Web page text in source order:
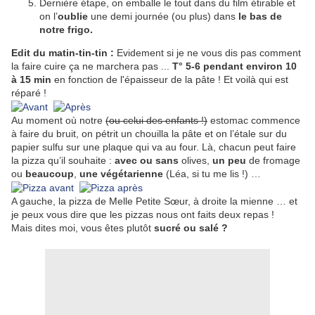
Dernière étape, on emballe le tout dans du film étirable et
on l’oublie une demi journée (ou plus) dans le bas de
notre frigo.
Edit du matin-tin-tin : Evidement si je ne vous dis pas comment
la faire cuire ça ne marchera pas ... T° 5-6 pendant environ 10
à 15 min en fonction de l'épaisseur de la pâte ! Et voilà qui est
réparé !
Au moment où notre (ou celui des enfants !) estomac commence
à faire du bruit, on pétrit un chouilla la pâte et on l’étale sur du
papier sulfu sur une plaque qui va au four. Là, chacun peut faire
la pizza qu’il souhaite : avec ou sans olives, un peu de fromage
ou beaucoup une végétarienne (Léa, si tu me lis !) …
A gauche, la pizza de Melle Petite Sœur, à droite la mienne … et
je peux vous dire que les pizzas nous ont faits deux repas !
Mais dites moi, vous êtes plutôt sucré ou salé ?